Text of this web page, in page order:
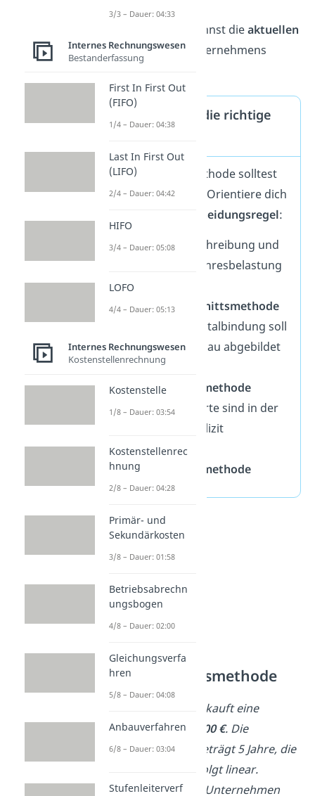
die Zeit ab.
Du kannst dieaktuellen
Wertedes Unternehmens
So wählst du die richtige
Aber welche Methode solltest
du nun wählen? Orientiere dich
Entscheidungsregel:
Lineare Abschreibung und
konstante Jahresbelastung
→Durchschnittsmethode
Aktuelle Kapitalbindung soll
periodengenau abgebildet
werden
→Restwertmethode
Restbuchwerte sind in der
Aufgabe explizit
vorgegeben
→
Restwertmethode
➡️Beispiel —
Durchschnittsmethode
Ein Unternehmen kauft eine
Maschine für60.000 €. Die
Nutzungsdauer beträgt 5 Jahre, die
Abschreibung erfolgt linear.
Daneben hält das Unternehmen
3/3 – Dauer: 04:33
Internes Rechnungswesen
Bestanderfassung
First In First Out
(FIFO)
1/4 – Dauer: 04:38
Last In First Out
(LIFO)
2/4 – Dauer: 04:42
HIFO
3/4 – Dauer: 05:08
LOFO
4/4 – Dauer: 05:13
Internes Rechnungswesen
Kostenstellenrechnung
Kostenstelle
1/8 – Dauer: 03:54
Kostenstellenrec
hnung
2/8 – Dauer: 04:28
Primär- und
Sekundärkosten
3/8 – Dauer: 01:58
Betriebsabrechn
ungsbogen
4/8 – Dauer: 02:00
Gleichungsverfa
hren
5/8 – Dauer: 04:08
Anbauverfahren
6/8 – Dauer: 03:04
Stufenleiterverf